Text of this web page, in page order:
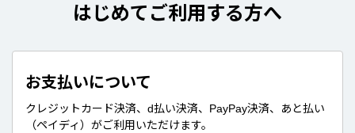
はじめてご利用する方へ
お支払いについて
クレジットカード決済、d払い決済、PayPay決済、あと払い
（ペイディ）がご利用いただけます。